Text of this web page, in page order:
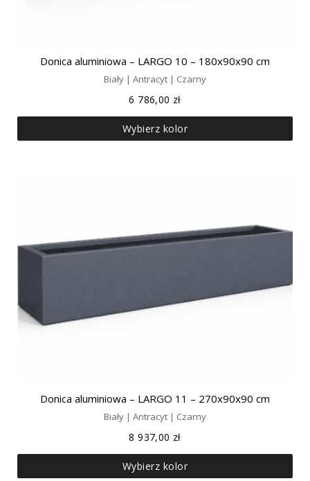
Donica aluminiowa – LARGO 10 – 180x90x90 cm
Biały | Antracyt | Czarny
6 786,00 zł
Wybierz kolor
Donica aluminiowa – LARGO 11 – 270x90x90 cm
Biały | Antracyt | Czarny
8 937,00 zł
Wybierz kolor